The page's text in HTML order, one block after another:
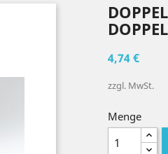
4,74 €
zzgl. MwSt.
Menge